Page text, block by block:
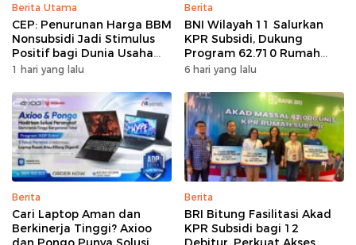
Berita Utama
CEP: Penurunan Harga BBM
Nonsubsidi Jadi Stimulus
Positif bagi Dunia Usaha
dan Pertumbuhan Ekonomi
1 hari yang lalu
Berita
BNI Wilayah 11 Salurkan
KPR Subsidi, Dukung
Program 62.710 Rumah
Bersubsidi
6 hari yang lalu
Berita
Cari Laptop Aman dan
Berkinerja Tinggi? Axioo
Berita
BRI Bitung Fasilitasi Akad
KPR Subsidi bagi 12